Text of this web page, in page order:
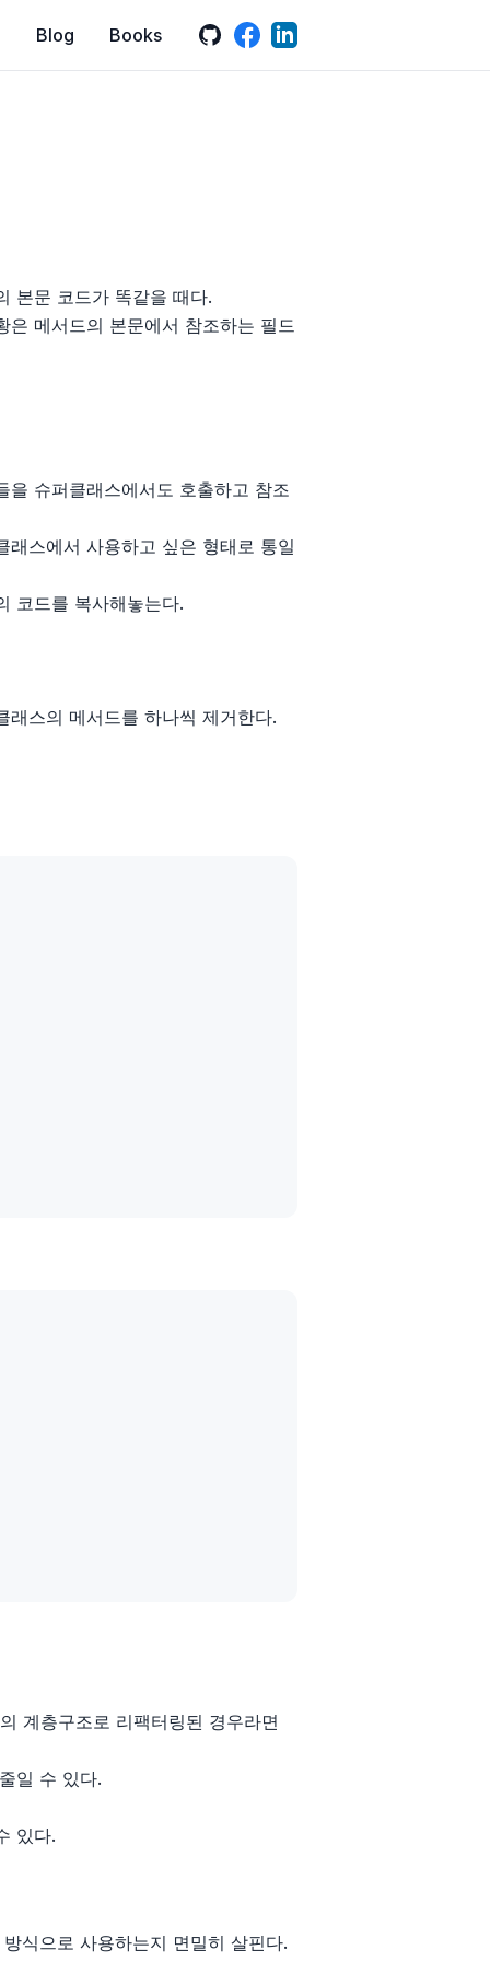
Blog Books GitHubLinkedInFacebook
본문 코드가 똑같을 때다.
메서드의 본문에서 참조하는 필드
슈퍼클래스에서도 호출하고 참조
스에서 사용하고 싶은 형태로 통일
코드를 복사해놓는다.
스의 메서드를 하나씩 제거한다.
계층구조로 리팩터링된 경우라면
일 수 있다.
있다.
식으로 사용하는지 면밀히 살핀다.